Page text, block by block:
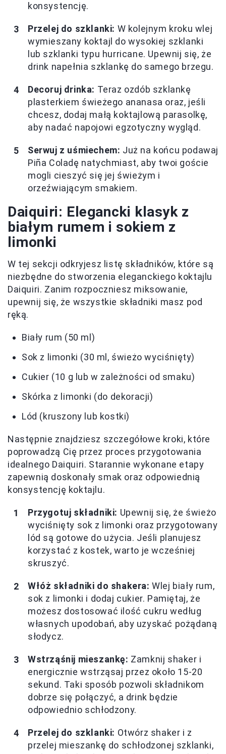
konsystencję.
Przelej do szklanki: W kolejnym kroku wlej
wymieszany koktajl do wysokiej szklanki
lub szklanki typu hurricane. Upewnij się, że
drink napełnia szklankę do samego brzegu.
Decoruj drinka: Teraz ozdób szklankę
plasterkiem świeżego ananasa oraz, jeśli
chcesz, dodaj małą koktajlową parasolkę,
aby nadać napojowi egzotyczny wygląd.
Serwuj z uśmiechem: Już na końcu podawaj
Piña Coladę natychmiast, aby twoi goście
mogli cieszyć się jej świeżym i
orzeźwiającym smakiem.
Daiquiri: Elegancki klasyk z
białym rumem i sokiem z
limonki
W tej sekcji odkryjesz listę składników, które są
niezbędne do stworzenia eleganckiego koktajlu
Daiquiri. Zanim rozpoczniesz miksowanie,
upewnij się, że wszystkie składniki masz pod
ręką.
Biały rum (50 ml)
Sok z limonki (30 ml, świeżo wyciśnięty)
Cukier (10 g lub w zależności od smaku)
Skórka z limonki (do dekoracji)
Lód (kruszony lub kostki)
Następnie znajdziesz szczegółowe kroki, które
poprowadzą Cię przez proces przygotowania
idealnego Daiquiri. Starannie wykonane etapy
zapewnią doskonały smak oraz odpowiednią
konsystencję koktajlu.
Przygotuj składniki: Upewnij się, że świeżo
wyciśnięty sok z limonki oraz przygotowany
lód są gotowe do użycia. Jeśli planujesz
korzystać z kostek, warto je wcześniej
skruszyć.
Włóż składniki do shakera: Wlej biały rum,
sok z limonki i dodaj cukier. Pamiętaj, że
możesz dostosować ilość cukru według
własnych upodobań, aby uzyskać pożądaną
słodycz.
Wstrząśnij mieszankę: Zamknij shaker i
energicznie wstrząsaj przez około 15-20
sekund. Taki sposób pozwoli składnikom
dobrze się połączyć, a drink będzie
odpowiednio schłodzony.
Przelej do szklanki: Otwórz shaker i z
przelej mieszankę do schłodzonej szklanki,